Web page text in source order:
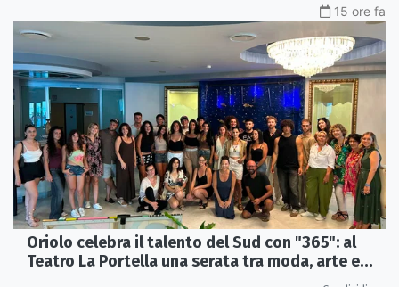
15 ore fa
Oriolo celebra il talento del Sud con "365": al
Teatro La Portella una serata tra moda, arte e